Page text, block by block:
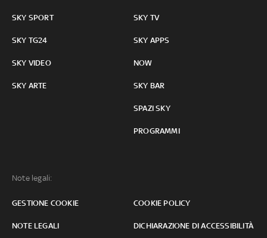
SKY SPORT
SKY TG24
SKY VIDEO
SKY ARTE
SKY TV
SKY APPS
NOW
SKY BAR
SPAZI SKY
PROGRAMMI
Note legali:
GESTIONE COOKIE COOKIE POLICY
NOTE LEGALI DICHIARAZIONE DI ACCESSIBILITÀ